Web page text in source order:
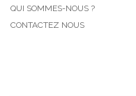
QUI SOMMES-NOUS ?
CONTACTEZ NOUS